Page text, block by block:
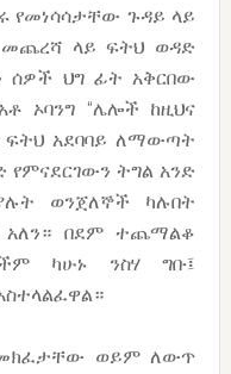
የመነሳሳታቸው ጉዳይ ላይ
መጨረሻ ላይ ፍትህ ወዳድ
ህግ ፊት አቅርበው
ኦባንግ “ሌሎች ከዚህና
አደባባይ ለማውጣት
ትግል አንድ
ወንጀለኞች ካሉበት
በደም ተጨማልቆ
ካሁኑ ንስሃ ግቡ፤
ወይም ለውጥ